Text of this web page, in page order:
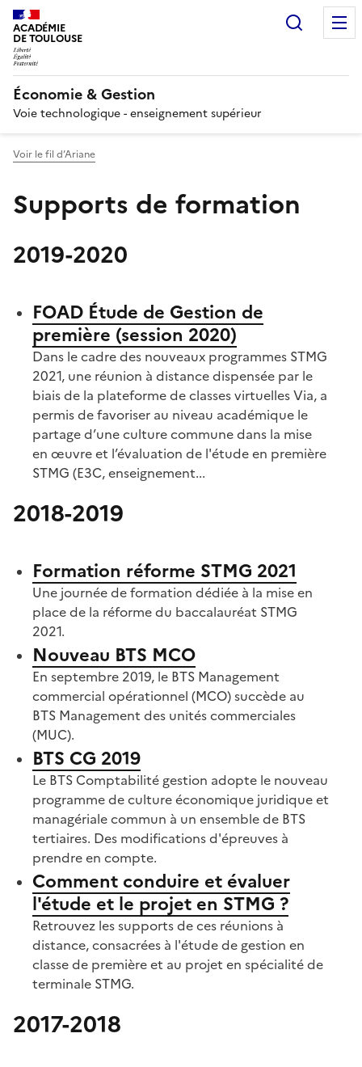
ACADÉMIE
DE TOULOUSE
Économie & Gestion
Voie technologique - enseignement supérieur
Voir le fil d’Ariane
Supports de formation
2019-2020
FOAD Étude de Gestion de
première (session 2020)
Dans le cadre des nouveaux programmes STMG
2021, une réunion à distance dispensée par le
biais de la plateforme de classes virtuelles Via, a
permis de favoriser au niveau académique le
partage d’une culture commune dans la mise
en œuvre et l’évaluation de l'étude en première
STMG (E3C, enseignement...
S'abonner à Accordéon
2018-2019
Formation réforme STMG 2021
Une journée de formation dédiée à la mise en
place de la réforme du baccalauréat STMG
2021.
Nouveau BTS MCO
En septembre 2019, le BTS Management
commercial opérationnel (MCO) succède au
BTS Management des unités commerciales
(MUC).
BTS CG 2019
Le BTS Comptabilité gestion adopte le nouveau
programme de culture économique juridique et
managériale commun à un ensemble de BTS
tertiaires. Des modifications d'épreuves à
prendre en compte.
Comment conduire et évaluer
l'étude et le projet en STMG ?
Retrouvez les supports de ces réunions à
distance, consacrées à l'étude de gestion en
classe de première et au projet en spécialité de
terminale STMG.
S'abonner à Accordéon
2017-2018